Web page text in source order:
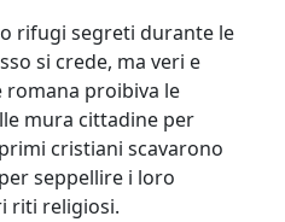
rifugi segreti durante le
si crede, ma veri e
romana proibiva le
mura cittadine per
cristiani scavarono
seppellire i loro
riti religiosi.